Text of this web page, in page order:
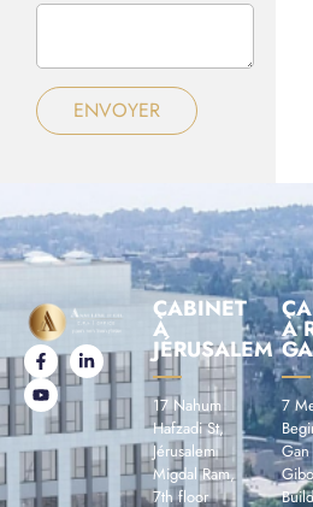
ENVOYER
CABINET
À
JÉRUSALEM
17 Nahum
Hafzadi St,
Jérusalem
Migdal Ram,
7th floor
À
7
Gan